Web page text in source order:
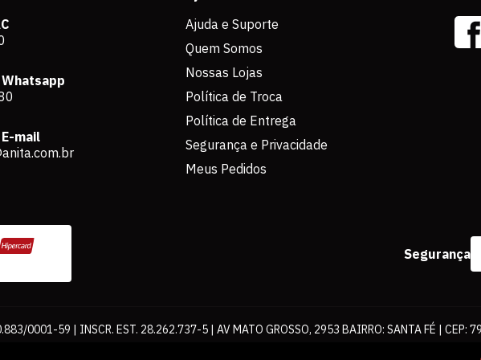
mail
Ajuda e Suporte
Quem Somos
Nossas Lojas
Política de Troca
Política de Entrega
Segurança e Privacidade
Meus Pedidos
Segurança
0001-59 | INSCR. EST. 28.262.737-5 | AV MATO GROSSO, 2953 BAIRRO: SANTA FÉ | CEP: